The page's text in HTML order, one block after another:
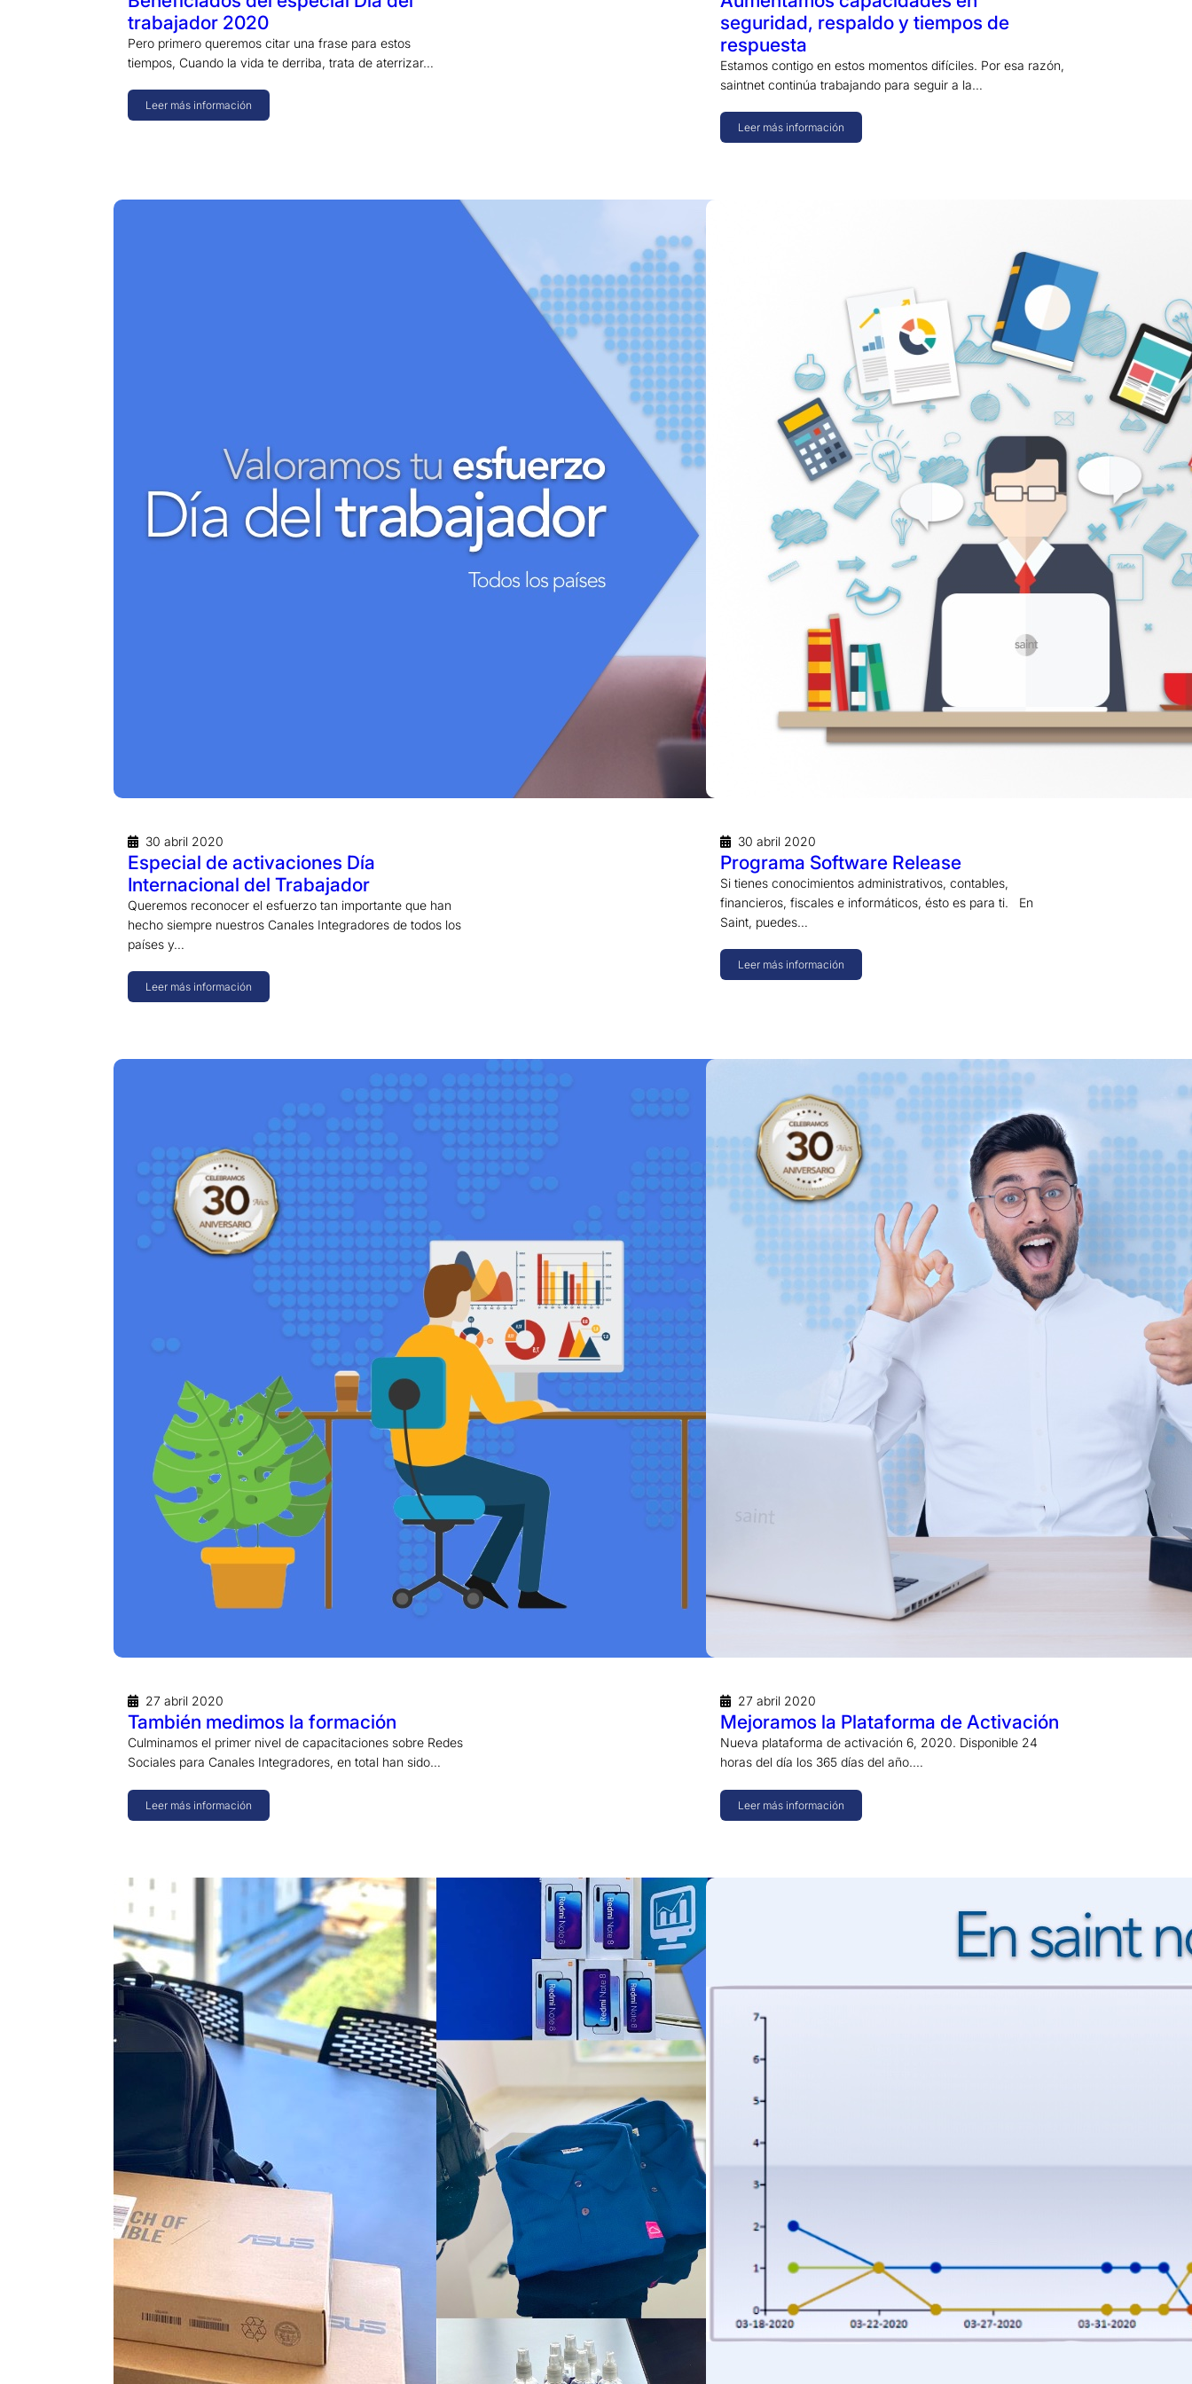
trabajador 2020
Pero primero queremos citar una frase para estos
tiempos, Cuando la vida te derriba, trata de aterrizar…
Leer más información
seguridad, respaldo y tiempos de
respuesta
Estamos contigo en estos momentos difíciles. Por esa razón,
saintnet continúa trabajando para seguir a la…
Leer más información
30 abril 2020
Especial de activaciones Día
Internacional del Trabajador
Queremos reconocer el esfuerzo tan importante que han
hecho siempre nuestros Canales Integradores de todos los
países y…
Leer más información
30 abril 2020
Programa Software Release
Si tienes conocimientos administrativos, contables,
financieros, fiscales e informáticos, ésto es para ti. En
Saint, puedes…
Leer más información
27 abril 2020
También medimos la formación
Culminamos el primer nivel de capacitaciones sobre Redes
Sociales para Canales Integradores, en total han sido…
Leer más información
27 abril 2020
Mejoramos la Plataforma de Activación
Nueva plataforma de activación 6, 2020. Disponible 24
horas del día los 365 días del año.…
Leer más información